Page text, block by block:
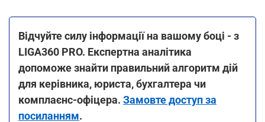
Відчуйте силу інформації на вашому боці - з
LIGA360 PRO. Експертна аналітика
допоможе знайти правильний алгоритм дій
для керівника, юриста, бухгалтера чи
комплаєнс-офіцера. Замовте доступ за
посиланням.